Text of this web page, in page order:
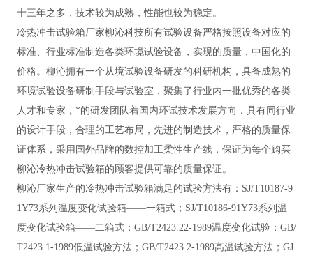
十三年之多，技术较为成熟，性能也较为稳定。
冷热冲击试验箱厂家柳沁科技所有试验设备严格按照设备对应的
标准、行业标准制造各类环境试验设备，实现的质量，中国化的
价格。柳沁拥有一个从境试验设备研发的科研机构，具备成熟的
环境试验设备研制手段与试验室，聚集了行业内一批优秀的各类
人才和专家，*的研发团队着国内环试技术发展方向．具有同行业
的设计手段，合理的工艺布局，先进的制造技术，严格的质量保
证体系，采用国外品牌的数控加工柔性生产线，保证为每个购买
柳沁冷热冲击试验箱的顾客提供可靠的质量保证。
柳沁厂家生产的冷热冲击试验箱满足的试验方法有： SJ/T10187-9
1Y73系列温度变化试验箱——一箱式；SJ/T10186-91Y73系列温
度变化试验箱——二箱式；GB/T2423.22-1989温度变化试验；GB/
T2423.1-1989低温试验方法；GB/T2423.2-1989高温试验方法；GJ